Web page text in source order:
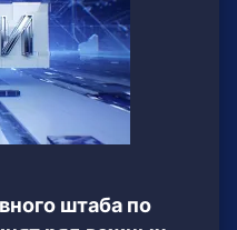
штаба по